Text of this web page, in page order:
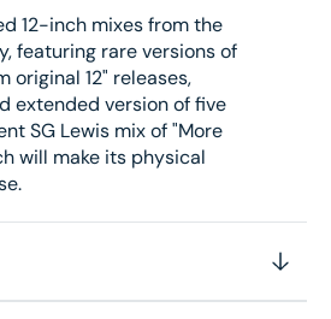
12-inch mixes from the
featuring rare versions of
original 12" releases,
extended version of five
SG Lewis mix of "More
will make its physical